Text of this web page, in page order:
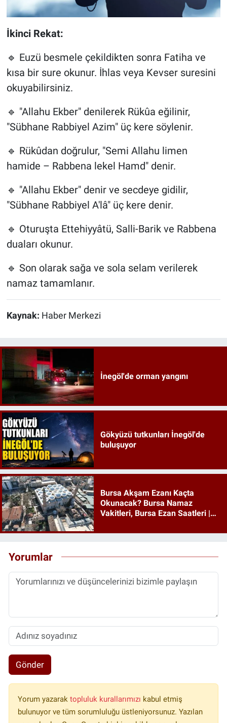
İkinci Rekat:
🔹 Euzü besmele çekildikten sonra Fatiha ve
kısa bir sure okunur. İhlas veya Kevser suresini
okuyabilirsiniz.
🔹 "Allahu Ekber" denilerek Rükûa eğilinir,
"Sübhane Rabbiyel Azim" üç kere söylenir.
🔹 Rükûdan doğrulur, "Semi Allahu limen
hamide – Rabbena lekel Hamd" denir.
🔹 "Allahu Ekber" denir ve secdeye gidilir,
"Sübhane Rabbiyel A'lâ" üç kere denir.
🔹 Oturuşta Ettehiyyâtü, Salli-Barik ve Rabbena
duaları okunur.
🔹 Son olarak sağa ve sola selam verilerek
namaz tamamlanır.
Kaynak: Haber Merkezi
İnegöl'de orman yangını
Gökyüzü tutkunları İnegöl'de
buluşuyor
Bursa Akşam Ezanı Kaçta
Okunacak? Bursa Namaz
Vakitleri, Bursa Ezan Saatleri |
Yorumlar
Gönder
Yorum yazarak topluluk kurallarımızı kabul etmiş
bulunuyor ve tüm sorumluluğu üstleniyorsunuz. Yazılan